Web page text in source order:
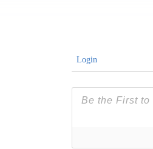
Login